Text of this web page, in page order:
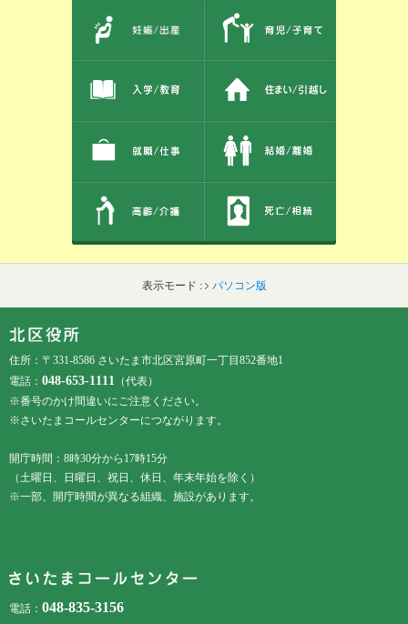
表示モード : パソコン版
住所：〒331-8586 さいたま市北区宮原町一丁目852番地1
電話： 048-653-1111 （代表）
※番号のかけ間違いにご注意ください。
※さいたまコールセンターにつながります。
開庁時間：8時30分から17時15分
（土曜日、日曜日、祝日、休日、年末年始を除く）
※一部、開庁時間が異なる組織、施設があります。
電話： 048-835-3156